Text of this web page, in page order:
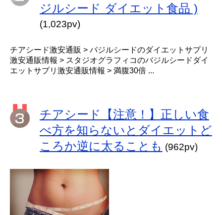
ジルシード ダイエット食品 )
(1,023pv)
チアシード激安通販 > バジルシードのダイエットサプリ
激安通販情報 > スタジオグラフィコのバジルシードダイ
エットサプリ激安通販情報 > 満腹30倍 ...
チアシード【注意！】正しい食
べ方を知らないとダイエットど
ころか逆に太ることも (962pv)